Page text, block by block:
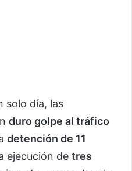
solo día, las
duro golpe al tráfico
detención de 11
ejecución de tres